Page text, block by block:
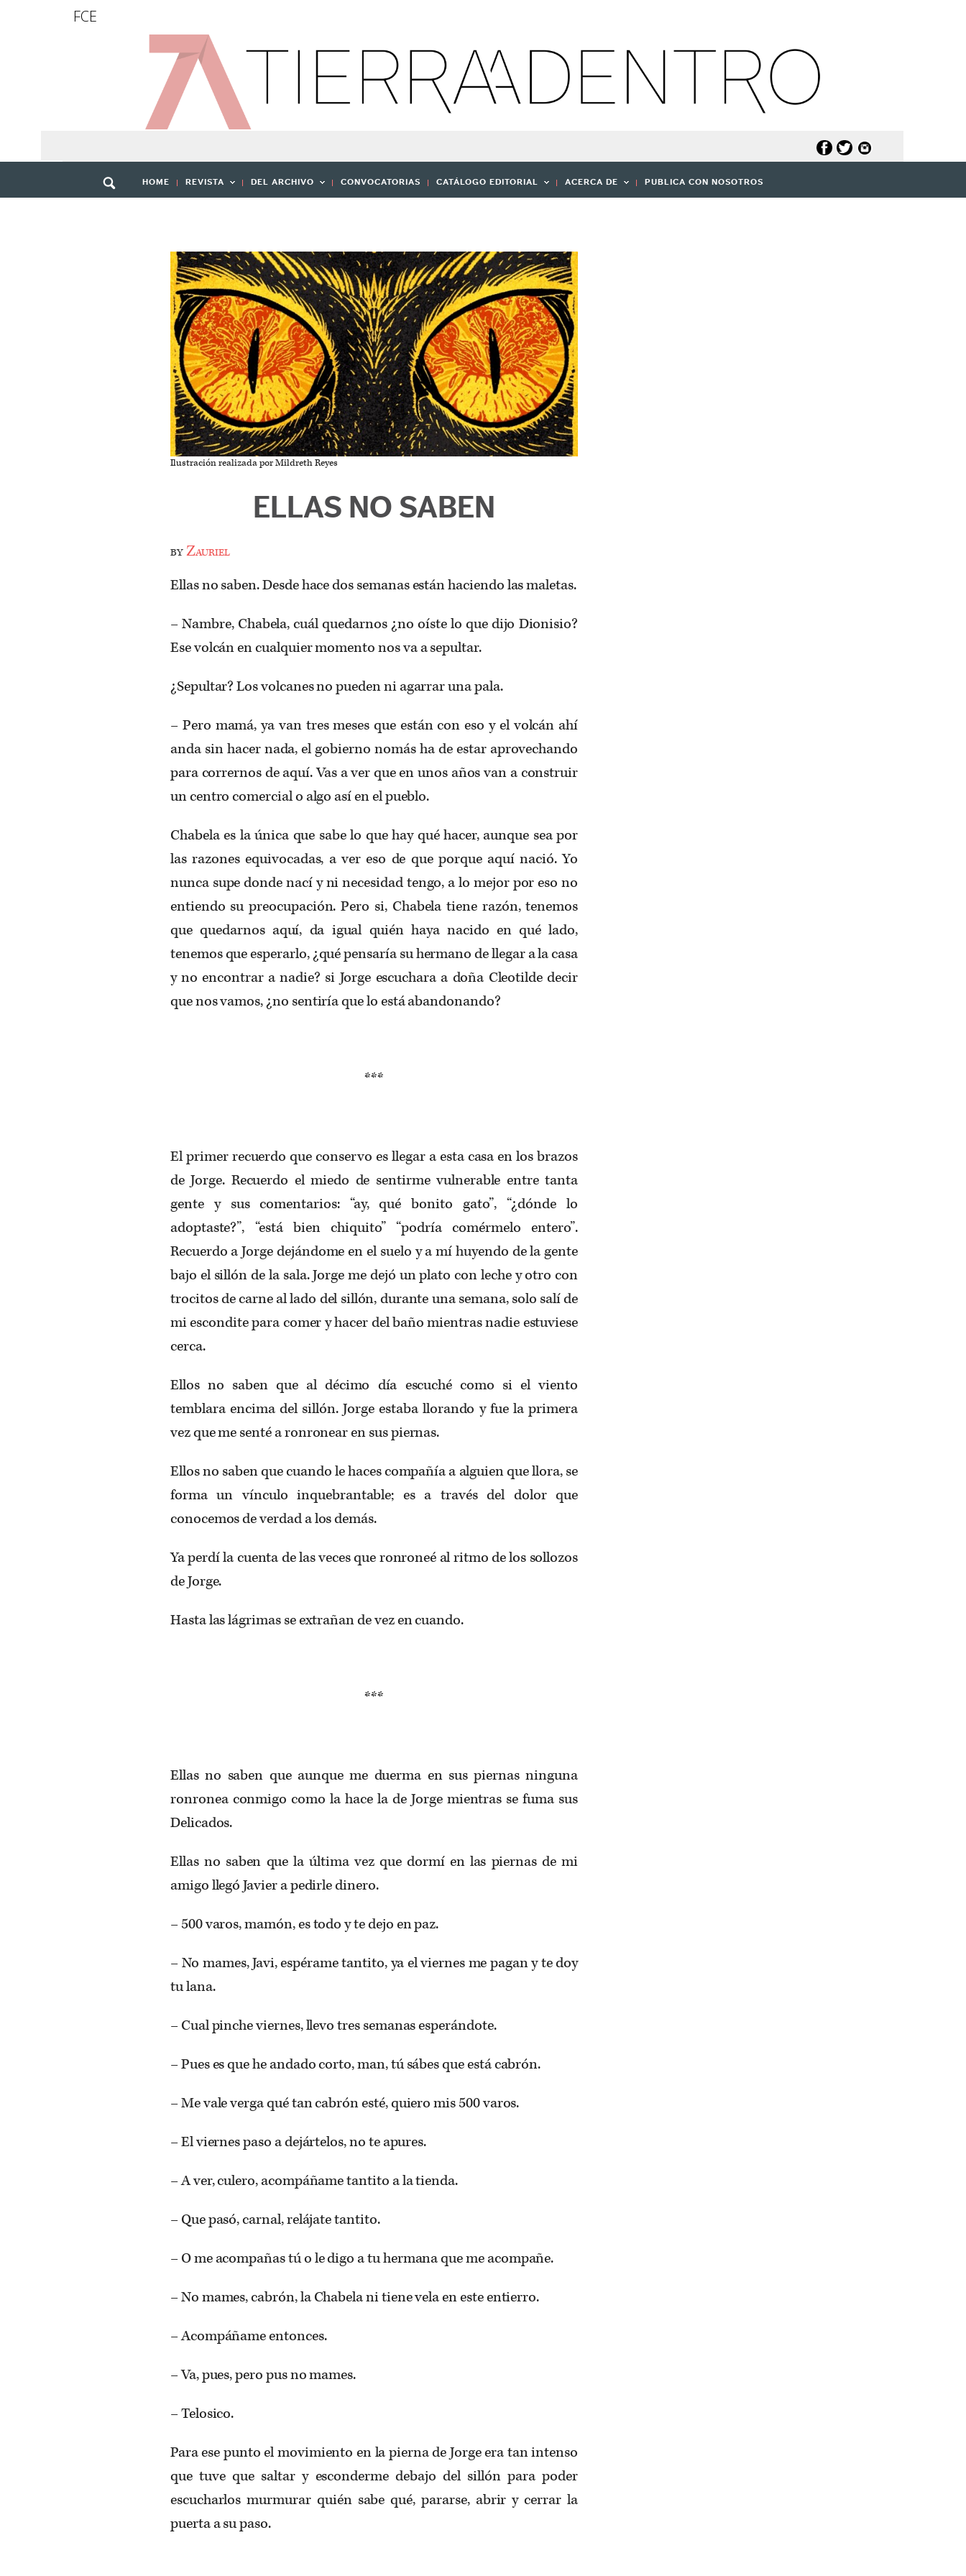
FCE
HOME REVISTA DEL ARCHIVO CONVOCATORIAS CATÁLOGO EDITORIAL ACERCA DE PUBLICA CON NOSOTROS
Ilustración realizada por Mildreth Reyes
ELLAS NO SABEN
byZauriel
Ellas no saben. Desde hace dos semanas están haciendo las maletas.
– Nambre, Chabela, cuál quedarnos ¿no oíste lo que dijo Dionisio?
Ese volcán en cualquier momento nos va a sepultar.
¿Sepultar? Los volcanes no pueden ni agarrar una pala.
– Pero mamá, ya van tres meses que están con eso y el volcán ahí
anda sin hacer nada, el gobierno nomás ha de estar aprovechando
para corrernos de aquí. Vas a ver que en unos años van a construir
un centro comercial o algo así en el pueblo.
Chabela es la única que sabe lo que hay qué hacer, aunque sea por
las razones equivocadas, a ver eso de que porque aquí nació. Yo
nunca supe donde nací y ni necesidad tengo, a lo mejor por eso no
entiendo su preocupación. Pero si, Chabela tiene razón, tenemos
que quedarnos aquí, da igual quién haya nacido en qué lado,
tenemos que esperarlo, ¿qué pensaría su hermano de llegar a la casa
y no encontrar a nadie? si Jorge escuchara a doña Cleotilde decir
que nos vamos, ¿no sentiría que lo está abandonando?
***
El primer recuerdo que conservo es llegar a esta casa en los brazos
de Jorge. Recuerdo el miedo de sentirme vulnerable entre tanta
gente y sus comentarios: “ay, qué bonito gato”, “¿dónde lo
adoptaste?”, “está bien chiquito” “podría comérmelo entero”.
Recuerdo a Jorge dejándome en el suelo y a mí huyendo de la gente
bajo el sillón de la sala. Jorge me dejó un plato con leche y otro con
trocitos de carne al lado del sillón, durante una semana, solo salí de
mi escondite para comer y hacer del baño mientras nadie estuviese
cerca.
Ellos no saben que al décimo día escuché como si el viento
temblara encima del sillón. Jorge estaba llorando y fue la primera
vez que me senté a ronronear en sus piernas.
Ellos no saben que cuando le haces compañía a alguien que llora, se
forma un vínculo inquebrantable; es a través del dolor que
conocemos de verdad a los demás.
Ya perdí la cuenta de las veces que ronroneé al ritmo de los sollozos
de Jorge.
Hasta las lágrimas se extrañan de vez en cuando.
***
Ellas no saben que aunque me duerma en sus piernas ninguna
ronronea conmigo como la hace la de Jorge mientras se fuma sus
Delicados.
Ellas no saben que la última vez que dormí en las piernas de mi
amigo llegó Javier a pedirle dinero.
– 500 varos, mamón, es todo y te dejo en paz.
– No mames, Javi, espérame tantito, ya el viernes me pagan y te doy
tu lana.
– Cual pinche viernes, llevo tres semanas esperándote.
– Pues es que he andado corto, man, tú sábes que está cabrón.
– Me vale verga qué tan cabrón esté, quiero mis 500 varos.
– El viernes paso a dejártelos, no te apures.
– A ver, culero, acompáñame tantito a la tienda.
– Que pasó, carnal, relájate tantito.
– O me acompañas tú o le digo a tu hermana que me acompañe.
– No mames, cabrón, la Chabela ni tiene vela en este entierro.
– Acompáñame entonces.
– Va, pues, pero pus no mames.
– Telosico.
Para ese punto el movimiento en la pierna de Jorge era tan intenso
que tuve que saltar y esconderme debajo del sillón para poder
escucharlos murmurar quién sabe qué, pararse, abrir y cerrar la
puerta a su paso.